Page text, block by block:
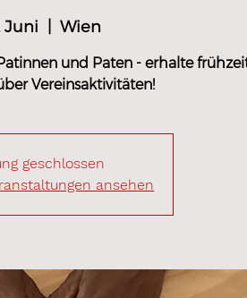
Juni Wien
und Paten - erhalte
Vereinsaktivitäten!
geschlossen
ansehen